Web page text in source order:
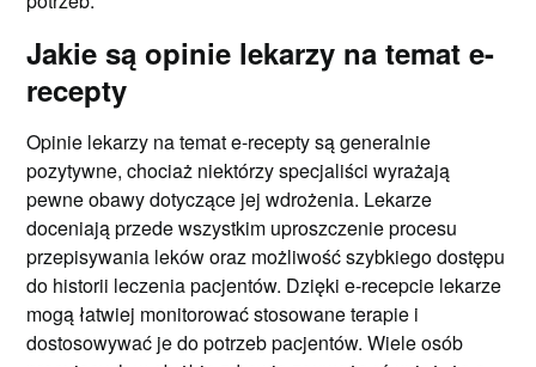
Jakie są opinie lekarzy na temat e-
recepty
Opinie lekarzy na temat e-recepty są generalnie
pozytywne, chociaż niektórzy specjaliści wyrażają
pewne obawy dotyczące jej wdrożenia. Lekarze
doceniają przede wszystkim uproszczenie procesu
przepisywania leków oraz możliwość szybkiego dostępu
do historii leczenia pacjentów. Dzięki e-recepcie lekarze
mogą łatwiej monitorować stosowane terapie i
dostosowywać je do potrzeb pacjentów. Wiele osób